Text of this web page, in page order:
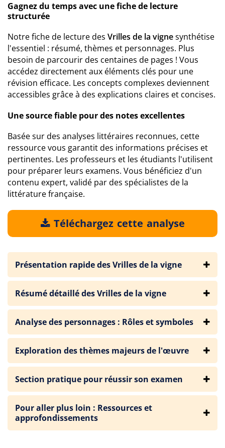
Gagnez du temps avec une fiche de lecture
structurée
Notre fiche de lecture des Vrilles de la vignesynthétise
l'essentiel : résumé, thèmes et personnages. Plus
besoin de parcourir des centaines de pages ! Vous
accédez directement aux éléments clés pour une
révision efficace. Les concepts complexes deviennent
accessibles grâce à des explications claires et concises.
Une source fiable pour des notes excellentes
Basée sur des analyses littéraires reconnues, cette
ressource vous garantit des informations précises et
pertinentes. Les professeurs et les étudiants l'utilisent
pour préparer leurs examens. Vous bénéficiez d'un
contenu expert, validé par des spécialistes de la
littérature française.
Téléchargez cette analyse
Présentation rapide des Vrilles de la vigne
Résumé détaillé des Vrilles de la vigne
Analyse des personnages : Rôles et symboles
Exploration des thèmes majeurs de l'œuvre
Section pratique pour réussir son examen
Pour aller plus loin : Ressources et
approfondissements